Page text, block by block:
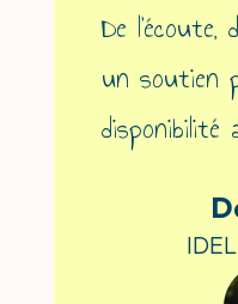
De l’écoute,
un soutien
disponibilité